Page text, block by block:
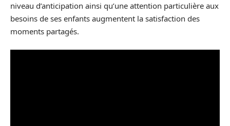
niveau d’anticipation ainsi qu’une attention particulière aux
besoins de ses enfants augmentent la satisfaction des
moments partagés.